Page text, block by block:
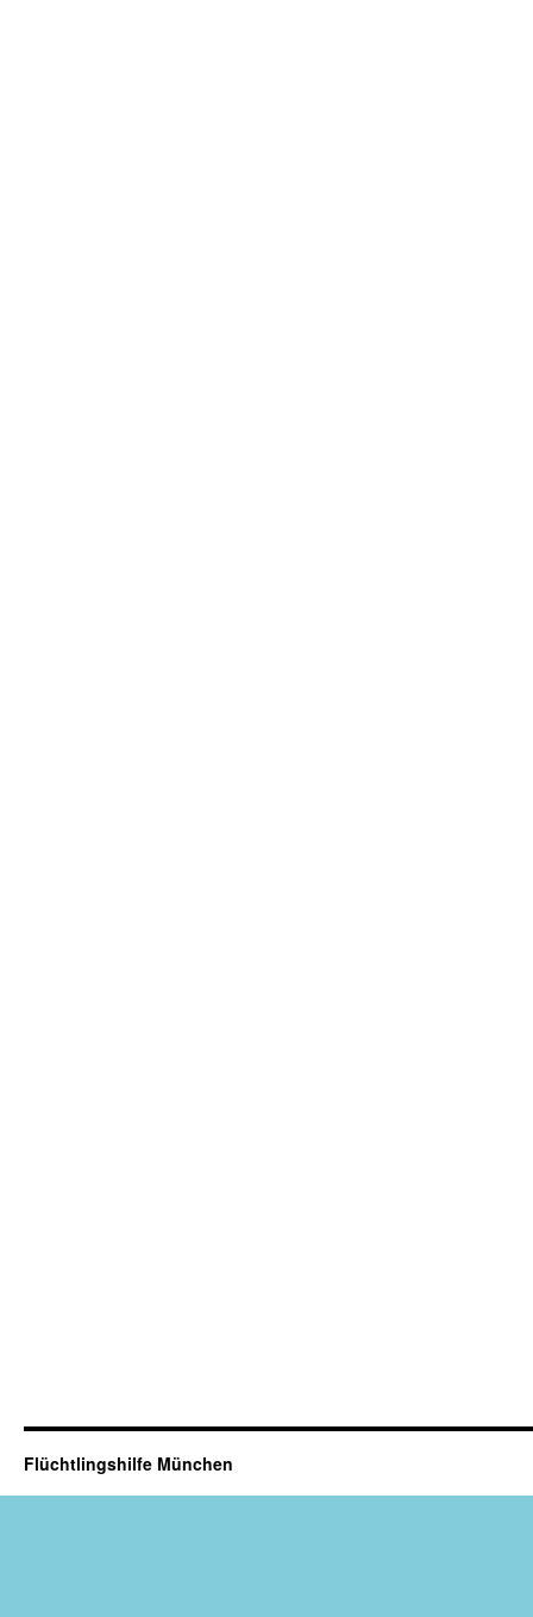
Flüchtlingshilfe München